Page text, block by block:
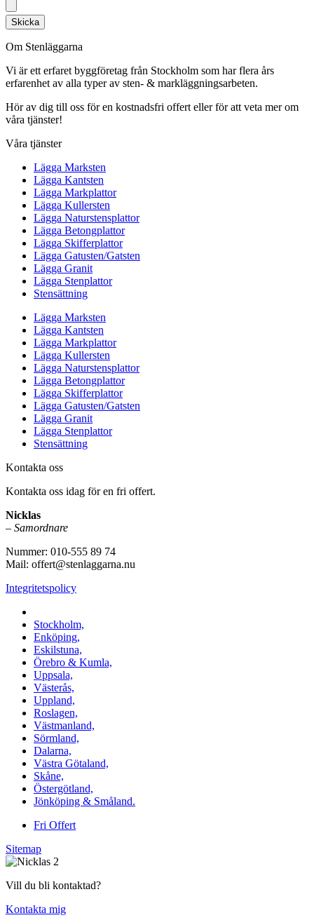
Skicka
Om Stenläggarna
Vi är ett erfaret byggföretag från Stockholm som har flera års
erfarenhet av alla typer av sten- & markläggningsarbeten.
Hör av dig till oss för en kostnadsfri offert eller för att veta mer om
våra tjänster!
Våra tjänster
Lägga Marksten
Lägga Kantsten
Lägga Markplattor
Lägga Kullersten
Lägga Naturstensplattor
Lägga Betongplattor
Lägga Skifferplattor
Lägga Gatusten/Gatsten
Lägga Granit
Lägga Stenplattor
Stensättning
Lägga Marksten
Lägga Kantsten
Lägga Markplattor
Lägga Kullersten
Lägga Naturstensplattor
Lägga Betongplattor
Lägga Skifferplattor
Lägga Gatusten/Gatsten
Lägga Granit
Lägga Stenplattor
Stensättning
Kontakta oss
Kontakta oss idag för en fri offert.
Nicklas
– Samordnare
Nummer: 010-555 89 74
Mail: offert@stenlaggarna.nu
Integritetspolicy
Stockholm,
Enköping,
Eskilstuna,
Örebro & Kumla,
Uppsala,
Västerås,
Uppland,
Roslagen,
Västmanland,
Sörmland,
Dalarna,
Västra Götaland,
Skåne,
Östergötland,
Jönköping & Småland.
Fri Offert
Sitemap
Vill du bli kontaktad?
Kontakta mig